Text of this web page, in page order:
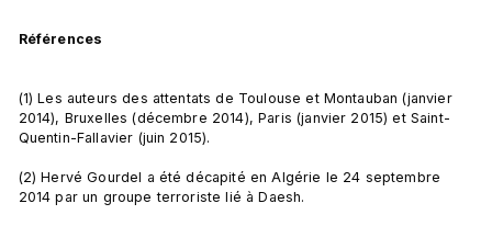
Références
(1) Les auteurs des attentats de Toulouse et Montauban (janvier
2014), Bruxelles (décembre 2014), Paris (janvier 2015) et Saint-
Quentin-Fallavier (juin 2015).
(2) Hervé Gourdel a été décapité en Algérie le 24 septembre
2014 par un groupe terroriste lié à Daesh.